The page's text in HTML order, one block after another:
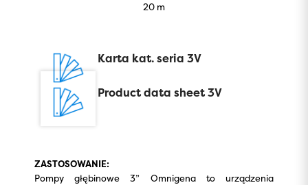
20 m
Karta kat. seria 3V
Product data sheet 3V
ZASTOSOWANIE:
Pompy głębinowe 3” Omnigena to urządzenia